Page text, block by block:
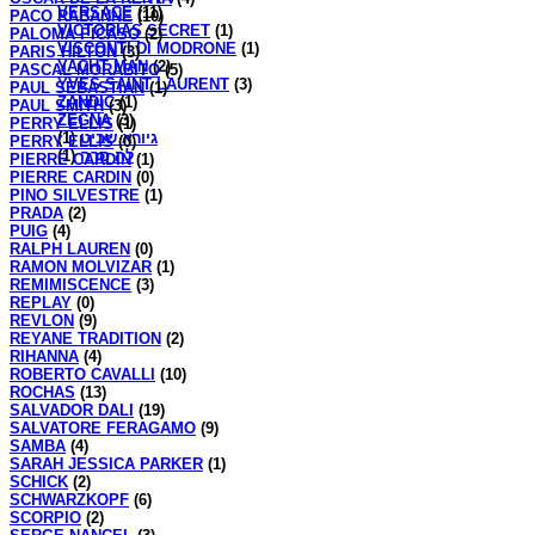
VERSACE (11)
VICTORIAS SECRET (1)
VISCONTI DI MODRONE (1)
YACHT MAN(2)
YVES SAINT LAURENT (3)
ZANDIC(1)
ZEGNA(3)
גיורא שביט(1)
לה סרה(1)
PACO RABANNE (10)
PALOMA PICASO(2)
PARIS HILTON(3)
PASCAL MORABITO(5)
PAUL SEBASTIAN(1)
PAUL SMITH(3)
PERRY ELLIS (1)
PERRY ELLIS(0)
PIERRE CARDIN(1)
PIERRE CARDIN (0)
PINO SILVESTRE (1)
PRADA (2)
PUIG (4)
RALPH LAUREN (0)
RAMON MOLVIZAR (1)
REMIMISCENCE (3)
REPLAY (0)
REVLON (9)
REYANE TRADITION (2)
RIHANNA (4)
ROBERTO CAVALLI (10)
ROCHAS (13)
SALVADOR DALI (19)
SALVATORE FERAGAMO (9)
SAMBA (4)
SARAH JESSICA PARKER (1)
SCHICK (2)
SCHWARZKOPF (6)
SCORPIO (2)